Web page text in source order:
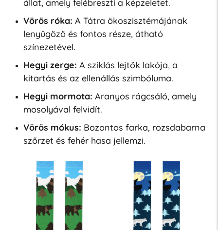
állat, amely felébreszti a képzeletet.
Vörös róka: A Tátra ökoszisztémájának
lenyűgöző és fontos része, átható
színezetével.
Hegyi zerge: A sziklás lejtők lakója, a
kitartás és az ellenállás szimbóluma.
Hegyi mormota: Aranyos rágcsáló, amely
mosolyával felvidít.
Vörös mókus: Bozontos farka, rozsdabarna
szőrzet és fehér hasa jellemzi.